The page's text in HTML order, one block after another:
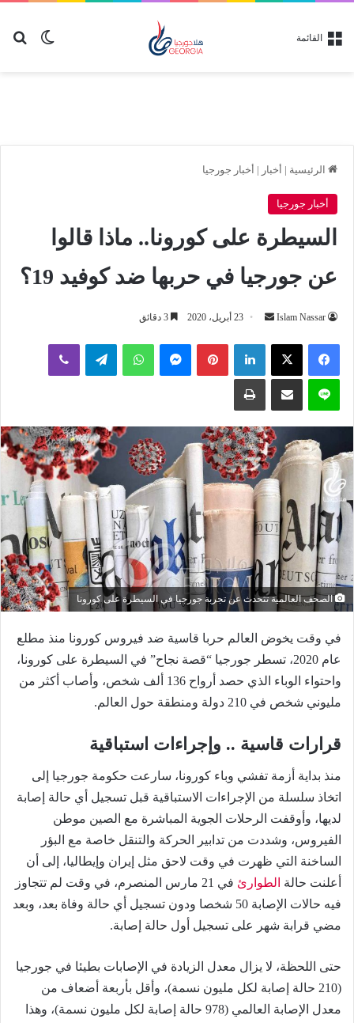
الوضع القائمة
الرئيسية | أخبار | أخبار جورجيا
أخبار جورجيا
السيطرة على كورونا.. ماذا قالوا
عن جورجيا في حربها ضد كوفيد 19؟
Islam Nassar
أرسل
إلكترونيا
23 أبريل، 2020
لينكدإن بينتيريستماسنجر واتساب تيلقرام ڤايبر
لاين مشاركة عبر البريد طباعة
الصحف العالمية تتحدث عن تجربة جورجيا في السيطرة على كورونا
في وقت يخوض العالم حربا قاسية ضد فيروس كورونا منذ مطلع
عام 2020، تسطر جورجيا “قصة نجاح” في السيطرة على كورونا،
واحتواء الوباء الذي حصد أرواح 136 ألف شخص، وأصاب أكثر من
مليوني شخص في 210 دولة ومنطقة حول العالم.
قرارات قاسية .. وإجراءات استباقية
منذ بداية أزمة تفشي وباء كورونا، سارعت حكومة جورجيا إلى
اتخاذ سلسلة من الإجراءات الاستباقية قبل تسجيل أي حالة إصابة
لديها، وأوقفت الرحلات الجوية المباشرة مع الصين موطن
الفيروس، وشددت من تدابير الحركة والتنقل خاصة مع البؤر
الساخنة التي ظهرت في وقت لاحق مثل إيران وإيطاليا، إلى أن
أعلنت حالة الطوارئ
في 21 مارس المنصرم، في وقت لم تتجاوز
فيه حالات الإصابة 50 شخصا ودون تسجيل أي حالة وفاة بعد، وبعد
مضي قرابة شهر على تسجيل أول حالة إصابة.
حتى اللحظة، لا يزال معدل الزيادة في الإصابات بطيئا في جورجيا
(210 حالة إصابة لكل مليون نسمة)، وأقل بأربعة أضعاف من
معدل الإصابة العالمي (978 حالة إصابة لكل مليون نسمة)، وهذا